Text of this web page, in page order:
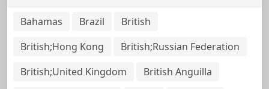
Bahamas Brazil
British
British;Hong Kong
British;Russian Federation
British;United Kingdom
British Anguilla